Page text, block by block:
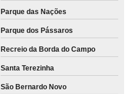
Parque das Nações
Parque dos Pássaros
Recreio da Borda do Campo
Santa Terezinha
São Bernardo Novo